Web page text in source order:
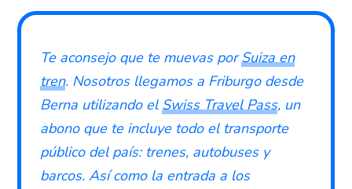
Te aconsejo que te muevas porSuiza en
tren. Nosotros llegamos a Friburgo desde
Berna utilizando elSwiss Travel Pass, un
abono que te incluye todo el transporte
público del país: trenes, autobuses y
barcos. Así como la entrada a los